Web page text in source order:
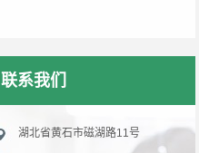
联系我们
湖北省黄石市磁湖路11号